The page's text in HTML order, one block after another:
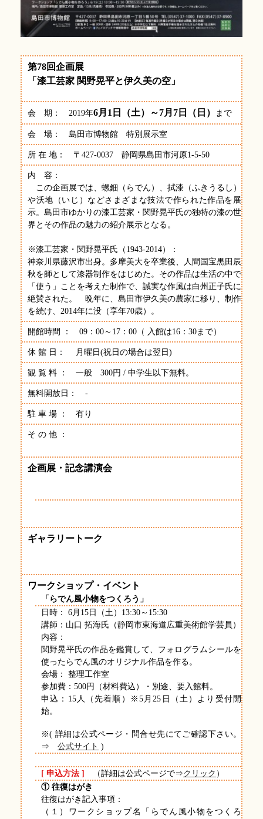
第78回企画展
「漆工芸家 関野晃平と伊久美の空」
会 期： 2019年6月1日（土）～7月7日（日） まで
会 場： 島田市博物館 特別展示室
所 在 地： 〒427-0037 静岡県島田市河原1-5-50
内 容：
この企画展では、螺鈿（らでん）、拭漆（ふきうるし）
や沃地（いじ）などさまざまな技法で作られた作品を展
示。島田市ゆかりの漆工芸家・関野晃平氏の独特の漆の世
界とその作品の魅力の紹介展示となる。
※漆工芸家・関野晃平氏（1943-2014）：
神奈川県藤沢市出身。多摩美大を卒業後、人間国宝黒田辰
秋を師として漆器制作をはじめた。その作品は生活の中で
「使う」ことを考えた制作で、誠実な作風は白州正子氏に
絶賛された。 晩年に、島田市伊久美の農家に移り、制作
を続け、2014年に没（享年70歳）。
開館時間 ： 09：00～17：00（ 入館は16：30まで）
休 館 日： 月曜日(祝日の場合は翌日)
観 覧 料 ： 一般 300円 / 中学生以下無料。
無料開放日： -
駐 車 場 ： 有り
そ の 他 ：
企画展・記念講演会
ギャラリートーク
ワークショップ・イベント
「らでん風小物をつくろう」
日時： 6月15日（土）13:30～15:30
講師：山口 拓海氏（静岡市東海道広重美術館学芸員）
内容：
関野晃平氏の作品を鑑賞して、フォログラムシールを
使ったらでん風のオリジナル作品を作る。
会場： 整理工作室
参加費：500円（材料費込）・別途、要入館料。
申込：15人（先着順）※5月25日（土）より受付開
始。
※( 詳細は公式ページ・問合せ先にてご確認下さい。
⇒ 公式サイト )
[ 申込方法 ] （詳細は公式ページで⇒クリック ）
① 往復はがき
往復はがき記入事項：
（１）ワークショップ名「らでん風小物をつくろ